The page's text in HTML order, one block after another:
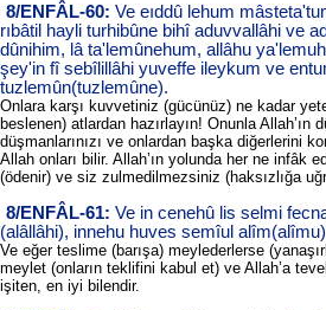
8/ENFÂL-60: Ve eıddû lehum
rıbâtil hayli turhibûne bihî aduvvallâhi ve
dûnihim, lâ ta'lemûnehum, allâhu
şey'in fî sebîlillâhi yuveffe ileykum ve
tuzlemûn(tuzlemûne).
Onlara karşı kuvvetiniz (gücünüz) ne kadar
beslenen) atlardan hazırlayın! Onunla Allah’ın
düşmanlarınızı ve onlardan başka diğerlerini
Allah onları bilir. Allah’ın yolunda her ne infâk
(ödenir) ve siz zulmedilmezsiniz (haksızlığa
8/ENFÂL-61: Ve in cenehû lis selmi
(alâllâhi), innehu huves semîul
Ve eğer teslime (barışa) meylederlerse
meylet (onların teklifini kabul et) ve Allah’a
işiten, en iyi bilendir.